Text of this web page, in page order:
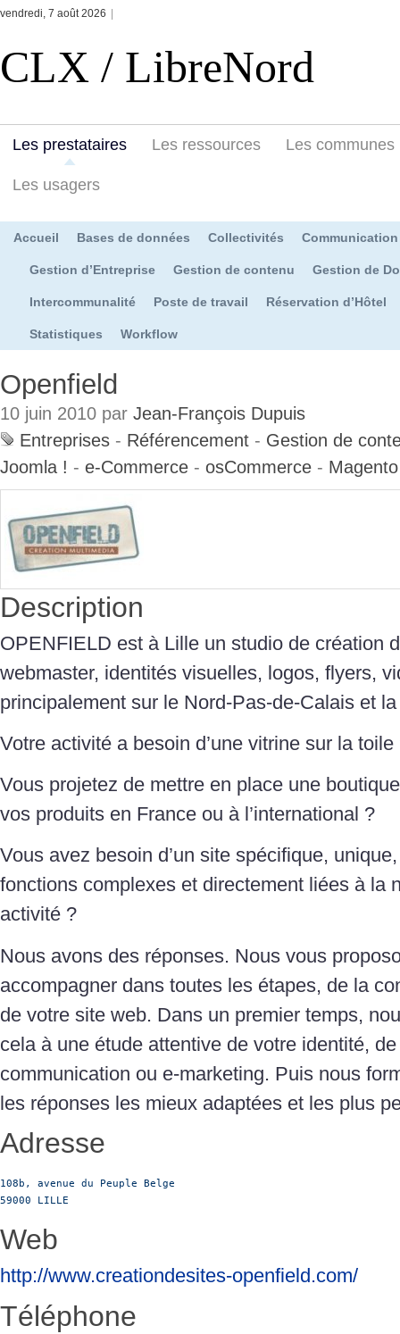
vendredi, 7 août 2026
CLX / LibreNord
Les prestataires Les ressources Les communes
Les usagers
Accueil Bases de données Collectivités Communication
Gestion d’Entreprise Gestion de contenu Gestion de
Intercommunalité Poste de travail Réservation d’Hôtel
Statistiques Workflow
Openfield
10 juin 2010 par Jean-François Dupuis
Entreprises - Référencement - Gestion de
Joomla ! - e-Commerce - osCommerce - Magento
Description
OPENFIELD est à Lille un studio de création
webmaster, identités visuelles, logos, flyers,
principalement sur le Nord-Pas-de-Calais et
Votre activité a besoin d’une vitrine sur la toile
Vous projetez de mettre en place une
vos produits en France ou à l’international ?
Vous avez besoin d’un site spécifique,
fonctions complexes et directement liées à la
activité ?
Nous avons des réponses. Nous vous
accompagner dans toutes les étapes, de la
de votre site web. Dans un premier temps,
cela à une étude attentive de votre identité,
communication ou e-marketing. Puis nous
les réponses les mieux adaptées et les plus
Adresse
108b, avenue du Peuple Belge
59000 LILLE
Web
http://www.creationdesites-openfield.com/
Téléphone